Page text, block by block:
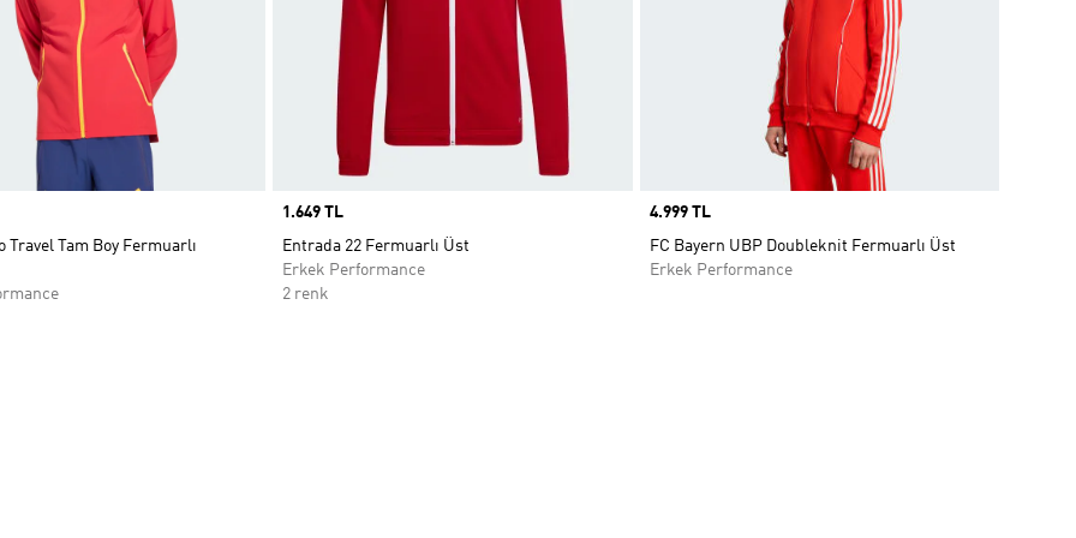
Travel Tam Boy Fermuarlı
Price
1.649 TL
Entrada 22 Fermuarlı Üst
Erkek Performance
2 renk
Price
4.999 TL
FC Bayern UBP Doubleknit Fermuarlı Üst
Erkek Performance